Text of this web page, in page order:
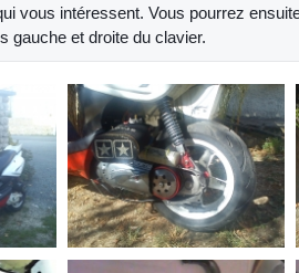
vous intéressent. Vous pourrez
gauche et droite du clavier.